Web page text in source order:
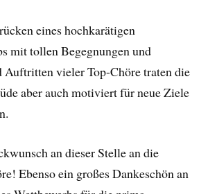
eines hochkarätigen
mit tollen Begegnungen und
Auftritten vieler Top-Chöre traten die
aber auch motiviert für neue Ziele
an dieser Stelle an die
Ebenso ein großes Dankeschön an